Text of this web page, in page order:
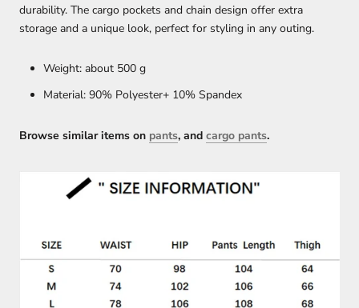
durability. The cargo pockets and chain design offer extra
storage and a unique look, perfect for styling in any outing.
Weight: about 500 g
Material: 90% Polyester+ 10% Spandex
Browse similar items on pants, and cargo pants.